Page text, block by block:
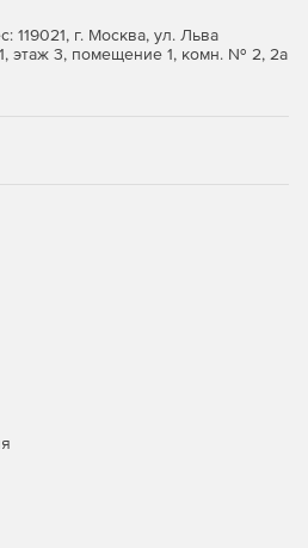
экспорт и импорт (с
редактирования) данных
широкоиспользуемых
объектами (через
119021, г. Москва, ул. Льва
этаж 3, помещение 1, комн. № 2, 2а